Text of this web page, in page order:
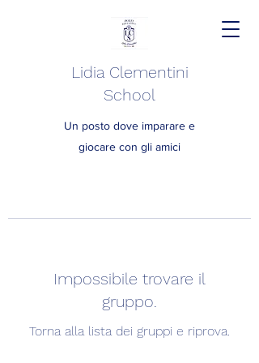
Lidia Clementini
School
Un posto dove imparare e
giocare con gli amici
Impossibile trovare il
gruppo.
Torna alla lista dei gruppi e riprova.